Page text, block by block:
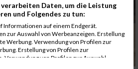
Daten, um die Leistung
und Folgendes zu tun:
Informationen auf einem Endgerät.
zur Auswahl von Werbeanzeigen. Erstellung
Werbung. Verwendung von Profilen zur
Erstellung von Profilen zur
Verwendung von Profilen zur Auswahl